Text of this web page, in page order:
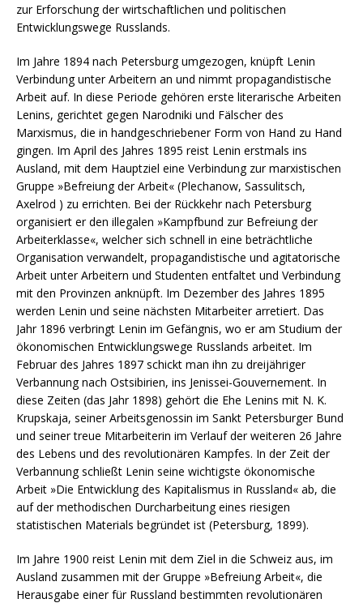
zur Erforschung der wirtschaftlichen und politischen
Entwicklungswege Russlands.
Im Jahre 1894 nach Petersburg umgezogen, knüpft Lenin
Verbindung unter Arbeitern an und nimmt propagandistische
Arbeit auf. In diese Periode gehören erste literarische Arbeiten
Lenins, gerichtet gegen Narodniki und Fälscher des
Marxismus, die in handgeschriebener Form von Hand zu Hand
gingen. Im April des Jahres 1895 reist Lenin erstmals ins
Ausland, mit dem Hauptziel eine Verbindung zur marxistischen
Gruppe »Befreiung der Arbeit« (Plechanow, Sassulitsch,
Axelrod ) zu errichten. Bei der Rückkehr nach Petersburg
organisiert er den illegalen »Kampfbund zur Befreiung der
Arbeiterklasse«, welcher sich schnell in eine beträchtliche
Organisation verwandelt, propagandistische und agitatorische
Arbeit unter Arbeitern und Studenten entfaltet und Verbindung
mit den Provinzen anknüpft. Im Dezember des Jahres 1895
werden Lenin und seine nächsten Mitarbeiter arretiert. Das
Jahr 1896 verbringt Lenin im Gefängnis, wo er am Studium der
ökonomischen Entwicklungswege Russlands arbeitet. Im
Februar des Jahres 1897 schickt man ihn zu dreijähriger
Verbannung nach Ostsibirien, ins Jenissei-Gouvernement. In
diese Zeiten (das Jahr 1898) gehört die Ehe Lenins mit N. K.
Krupskaja, seiner Arbeitsgenossin im Sankt Petersburger Bund
und seiner treue Mitarbeiterin im Verlauf der weiteren 26 Jahre
des Lebens und des revolutionären Kampfes. In der Zeit der
Verbannung schließt Lenin seine wichtigste ökonomische
Arbeit »Die Entwicklung des Kapitalismus in Russland« ab, die
auf der methodischen Durcharbeitung eines riesigen
statistischen Materials begründet ist (Petersburg, 1899).
Im Jahre 1900 reist Lenin mit dem Ziel in die Schweiz aus, im
Ausland zusammen mit der Gruppe »Befreiung Arbeit«, die
Herausgabe einer für Russland bestimmten revolutionären